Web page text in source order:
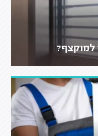
למוקצף?